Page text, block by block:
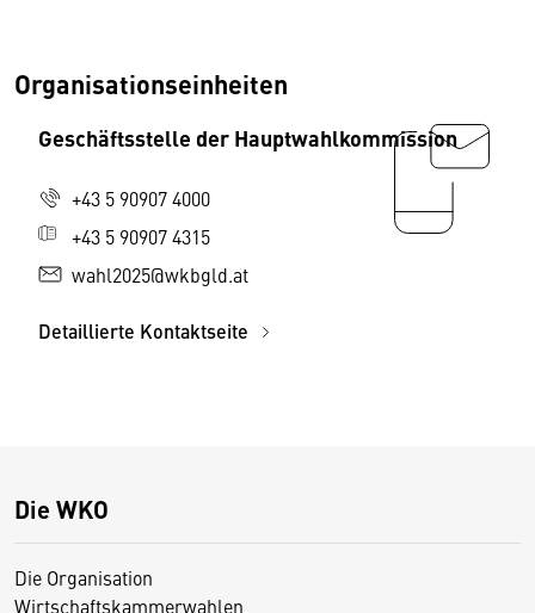
Organisationseinheiten
Geschäftsstelle der Hauptwahlkommission
+43 5 90907 4000
+43 5 90907 4315
wahl2025@wkbgld.at
Detaillierte Kontaktseite
Die WKO
Die Organisation
Wirtschaftskammerwahlen